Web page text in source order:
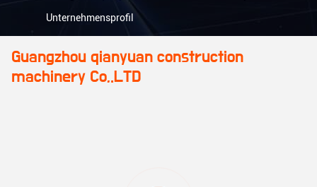
Unternehmensprofil
Guangzhou qianyuan construction
machinery Co,.LTD